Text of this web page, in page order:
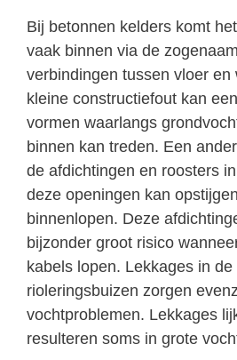
Bij betonnen kelders komt
vaak binnen via de
verbindingen tussen vloer en
kleine constructiefout kan
vormen waarlangs
binnen kan treden. Een
de afdichtingen en roosters
deze openingen kan
binnenlopen. Deze
bijzonder groot risico
kabels lopen. Lekkages in
rioleringsbuizen zorgen
vochtproblemen. Lekkages
resulteren soms in grote